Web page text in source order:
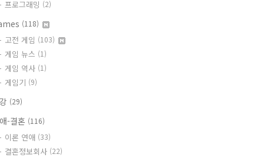
프로그래밍 (2)
(118)
고전 게임 (103)
게임 뉴스 (1)
게임 역사 (1)
게임기 (9)
(29)
-결혼 (116)
이론 연애 (33)
결혼정보회사 (22)